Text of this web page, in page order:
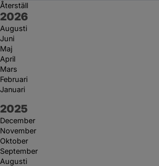
Återställ
År:
2026
Augusti
Juni
Maj
April
Mars
Februari
Januari
År:
2025
December
November
Oktober
September
Augusti